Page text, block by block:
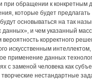
при обращении к конкретным
которые будет предлагать
основываться на так
данных», и чем указанный
корректного
искусственным
применение данных
с заменой человека как
нестандартные